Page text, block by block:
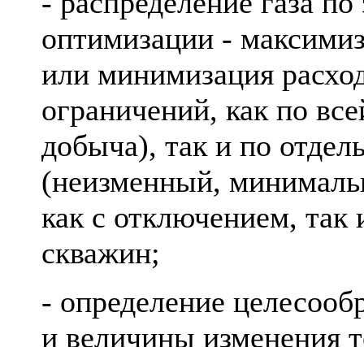
оптимизации -
или минимизация
ограничений, как по
добыча), так и по
(неизменный,
как с отключением, так
скважин;
- определение
и величины изменения